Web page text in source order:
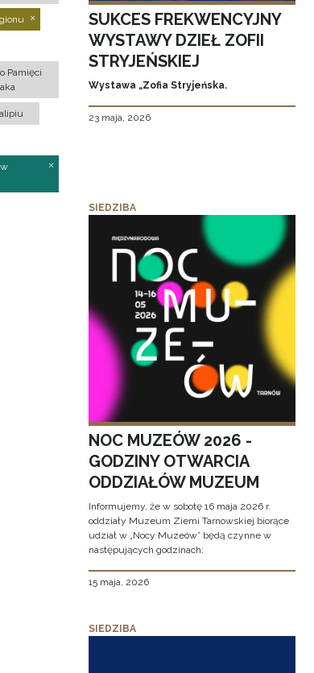
Pamięci
SUKCES FREKWENCYJNY
WYSTAWY DZIEŁ ZOFII
STRYJEŃSKIEJ
Wystawa „Zofia Stryjeńska.
23 maja, 2026
SIEDZIBA
NOC MUZEÓW 2026 -
GODZINY OTWARCIA
ODDZIAŁÓW MUZEUM
Informujemy, że w sobotę 16 maja 2026 r.
oddziały Muzeum Ziemi Tarnowskiej biorące
udział w „Nocy Muzeów” będą czynne w
następujących godzinach:
15 maja, 2026
SIEDZIBA